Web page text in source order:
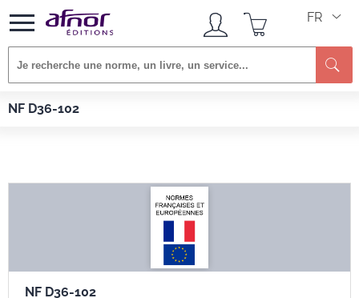
FR
NF D36-102
Afnor EDITIONS
NF D36-102